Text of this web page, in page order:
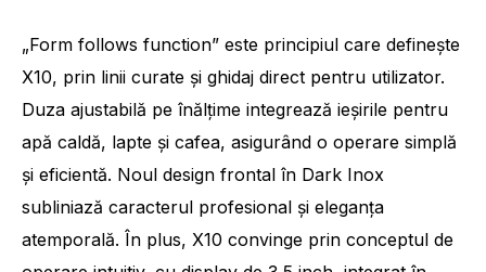
„Form follows function” este principiul care definește
X10, prin linii curate și ghidaj direct pentru utilizator.
Duza ajustabilă pe înălțime integrează ieșirile pentru
apă caldă, lapte și cafea, asigurând o operare simplă
și eficientă. Noul design frontal în Dark Inox
subliniază caracterul profesional și eleganța
atemporală. În plus, X10 convinge prin conceptul de